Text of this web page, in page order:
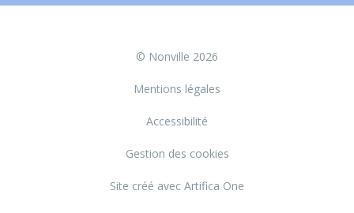
© Nonville 2026
Mentions légales
Accessibilité
Gestion des cookies
Site créé avec Artifica One